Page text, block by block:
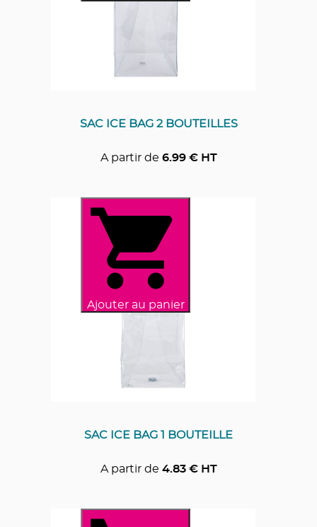
SAC ICE BAG 2 BOUTEILLES
A partir de 6.99€ HT
Ajouter au panier
SAC ICE BAG 1 BOUTEILLE
A partir de 4.83€ HT